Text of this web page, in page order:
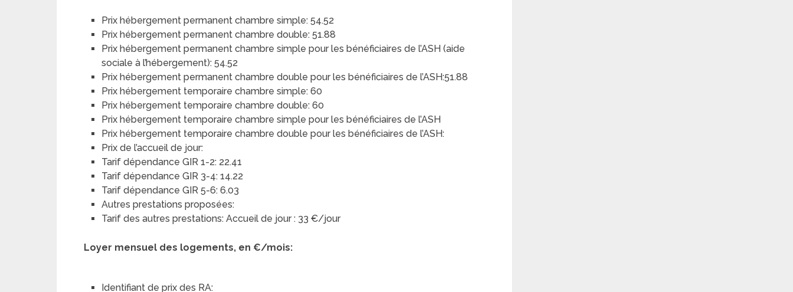
Prix hébergement permanent chambre simple: 54.52
Prix hébergement permanent chambre double: 51.88
Prix hébergement permanent chambre simple pour les bénéficiaires de l’ASH (aide
sociale à l’hébergement): 54.52
Prix hébergement permanent chambre double pour les bénéficiaires de l’ASH:51.88
Prix hébergement temporaire chambre simple: 60
Prix hébergement temporaire chambre double: 60
Prix hébergement temporaire chambre simple pour les bénéficiaires de l’ASH
Prix hébergement temporaire chambre double pour les bénéficiaires de l’ASH:
Prix de l’accueil de jour:
Tarif dépendance GIR 1-2: 22.41
Tarif dépendance GIR 3-4: 14.22
Tarif dépendance GIR 5-6: 6.03
Autres prestations proposées:
Tarif des autres prestations: Accueil de jour : 33 €/jour
Loyer mensuel des logements, en €/mois:
Identifiant de prix des RA: